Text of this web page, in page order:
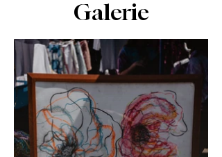
Galerie